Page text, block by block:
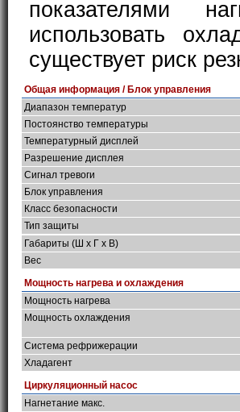
показателями
использовать
существует риск
Общая информация / Блок управления
Диапазон температур
Постоянство температуры
Температурный дисплей
Разрешение дисплея
Сигнал тревоги
Блок управления
Класс безопасности
Тип защиты
Габариты (Ш х Г х В)
Вес
Мощность нагрева и охлаждения
Мощность нагрева
Мощность охлаждения
Система рефрижерации
Хладагент
Циркуляционный насос
Нагнетание макс.